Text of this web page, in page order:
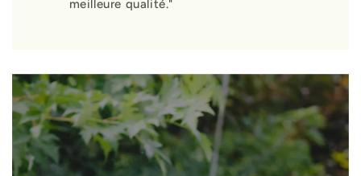
meilleure qualité."